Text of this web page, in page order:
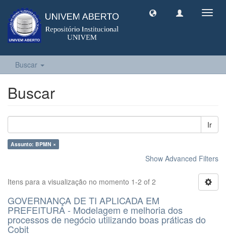
Buscar
Buscar
Ir
Assunto: BPMN ×
Show Advanced Filters
Itens para a visualização no momento 1-2 of 2
GOVERNANÇA DE TI APLICADA EM
PREFEITURA - Modelagem e melhoria dos
processos de negócio utilizando boas práticas do
Cobit